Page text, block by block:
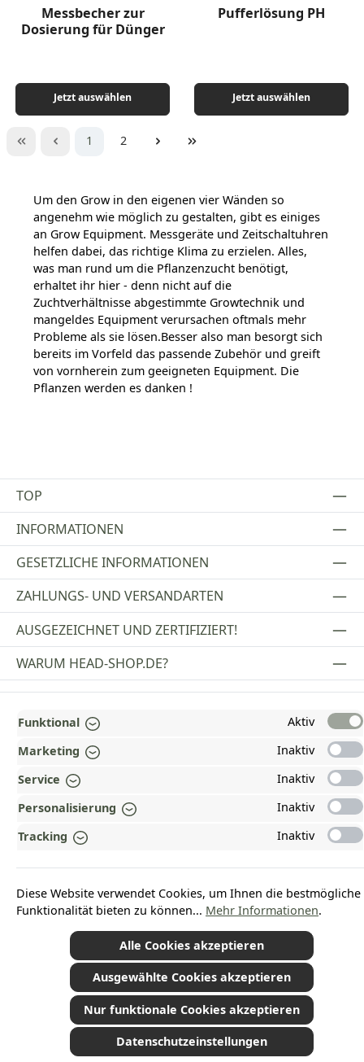
Messbecher zur
Dosierung für Dünger
Jetzt auswählen
Pufferlösung PH
Jetzt auswählen
Seite
1 Seite
2
Um den Grow in den eigenen vier Wänden so
angenehm wie möglich zu gestalten, gibt es einiges
an Grow Equipment. Messgeräte und Zeitschaltuhren
helfen dabei, das richtige Klima zu erzielen. Alles,
was man rund um die Pflanzenzucht benötigt,
erhaltet ihr hier - denn nicht auf die
Zuchtverhältnisse abgestimmte Growtechnik und
mangeldes Equipment verursachen oftmals mehr
Probleme als sie lösen.Besser also man besorgt sich
bereits im Vorfeld das passende Zubehör und greift
von vornherein zum geeigneten Equipment. Die
Pflanzen werden es danken !
TOP
INFORMATIONEN
GESETZLICHE INFORMATIONEN
ZAHLUNGS- UND VERSANDARTEN
AUSGEZEICHNET UND ZERTIFIZIERT!
WARUM HEAD-SHOP.DE?
UNSERE COMMUNITIES
Nachnahmegebühren, wenn nicht anders angegeben.
Funktional
Aktiv
Marketing
Inaktiv
Service
Inaktiv
Personalisierung
Inaktiv
Tracking
Inaktiv
Diese Website verwendet Cookies, um Ihnen die bestmögliche
Funktionalität bieten zu können... Mehr Informationen.
Alle Cookies akzeptieren
Ausgewählte Cookies akzeptieren
Nur funktionale Cookies akzeptieren
Datenschutzeinstellungen